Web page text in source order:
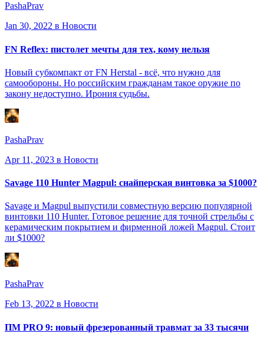
PashaPrav
Jan 30, 2022 в Новости
FN Reflex: пистолет мечты для тех, кому нельзя
Новый субкомпакт от FN Herstal - всё, что нужно для
самообороны. Но российским гражданам такое оружие по
закону недоступно. Ирония судьбы.
PashaPrav
Apr 11, 2023 в Новости
Savage 110 Hunter Magpul: снайперская винтовка за $1000?
Savage и Magpul выпустили совместную версию популярной
винтовки 110 Hunter. Готовое решение для точной стрельбы с
керамическим покрытием и фирменной ложей Magpul. Стоит
ли $1000?
PashaPrav
Feb 13, 2022 в Новости
ПМ PRO 9: новый фрезерованный травмат за 33 тысячи